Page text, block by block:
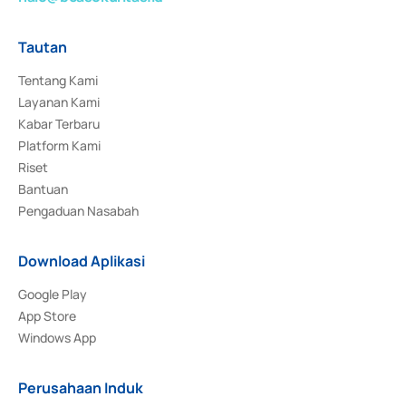
Tautan
Tentang Kami
Layanan Kami
Kabar Terbaru
Platform Kami
Riset
Bantuan
Pengaduan Nasabah
Download Aplikasi
Google Play
App Store
Windows App
Perusahaan Induk